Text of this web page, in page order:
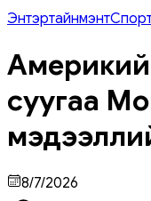
Энтэртайнмэнт
суугаа
8/7/2026